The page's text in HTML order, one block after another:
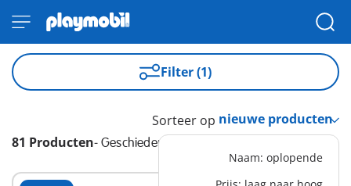
Filter (1)
81 Producten- Geschiedenis
Sorteer op
Naam: oplopende